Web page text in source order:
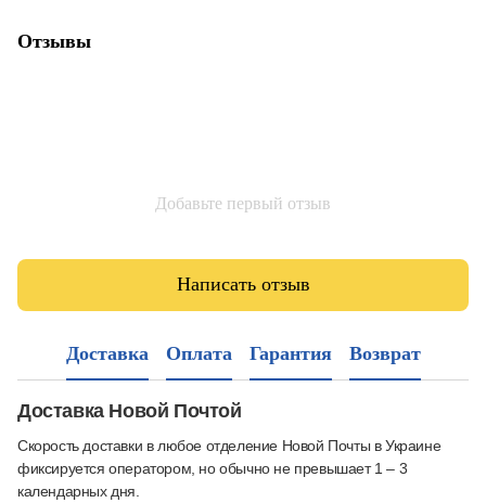
Отзывы
Добавьте первый отзыв
Написать отзыв
Доставка Оплата Гарантия Возврат
Доставка Новой Почтой
Скорость доставки в любое отделение Новой Почты в Украине
фиксируется оператором, но обычно не превышает 1 – 3
календарных дня.